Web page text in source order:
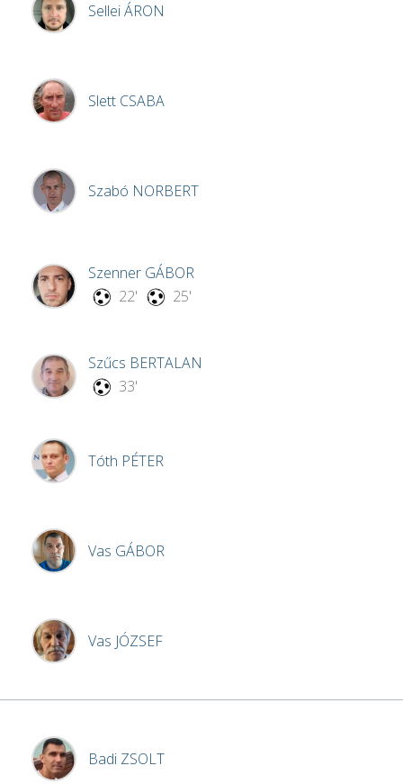
SelleiÁRON
Slett CSABA
Szabó NORBERT
Szenner GÁBOR
22'
25'
Szűcs BERTALAN
33'
Tóth PÉTER
Vas GÁBOR
Vas JÓZSEF
Badi ZSOLT